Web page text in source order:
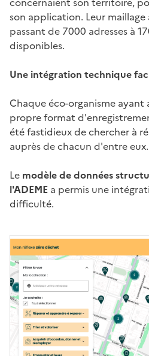
son application. Leur
passant de 7000 adresses à
disponibles.
Une intégration technique
Chaque éco-organisme
propre format
été fastidieux de chercher à
auprès de chacun d'entre eux.
Le modèle de données
l'ADEME a permis une
difficulté.